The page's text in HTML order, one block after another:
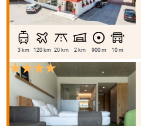
3 km 120 km 20 km 2 km 900 m 10 m